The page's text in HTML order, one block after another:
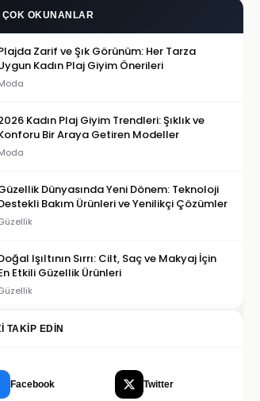
ÇOK OKUNANLAR
Zarif ve Şık Görünüm: Her Tarza
Kadın Plaj Giyim Önerileri
Kadın Plaj Giyim Trendleri: Şıklık ve
Bir Araya Getiren Modeller
Dünyasında Yeni Dönem: Teknoloji
Bakım Ürünleri ve Yenilikçi Çözümler
Işıltının Sırrı: Cilt, Saç ve Makyaj İçin
Etkili Güzellik Ürünleri
TAKIP EDIN
Facebook Twitter